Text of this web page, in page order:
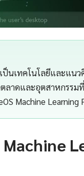
เป็นเทคโนโลยีและแน
ตลาดและอุตสาหกรร
Machine Learning